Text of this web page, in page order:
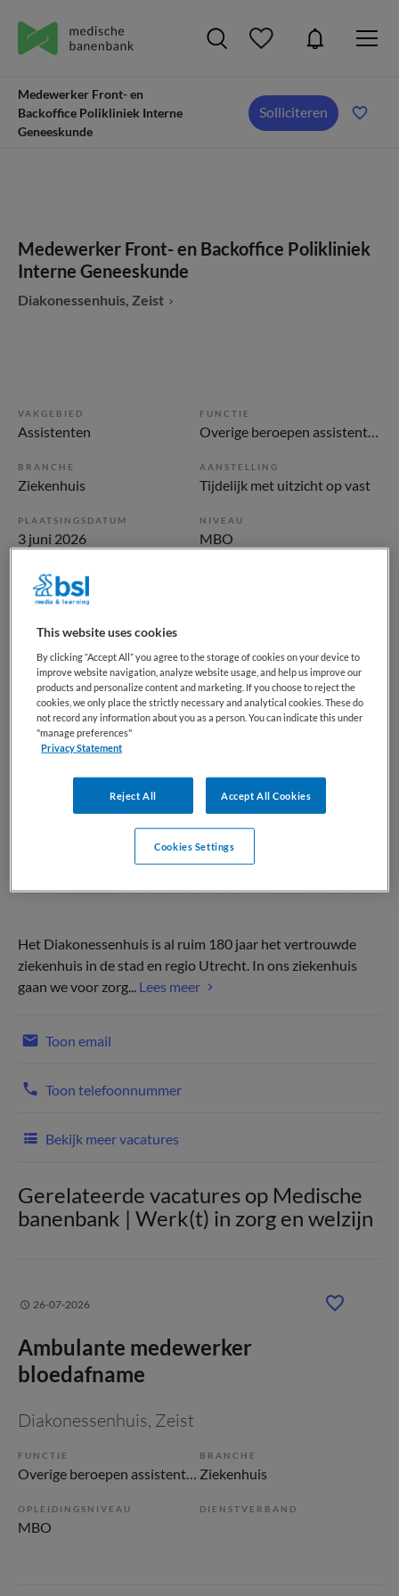
Medewerker Front- en
Backoffice Polikliniek Interne
Geneeskunde
Solliciteren
Medewerker Front- en Backoffice Polikliniek
Interne Geneeskunde
Diakonessenhuis, Zeist
VAKGEBIED
Assistenten
FUNCTIE
Overige beroepen assistenten
BRANCHE
Ziekenhuis
AANSTELLING
Tijdelijk met uitzicht op vast
PLAATSINGSDATUM
3 juni 2026
NIVEAU
MBO
ERVARING
Ervaren
Vacature niet beschikbaar
Deze vacature Medewerker Front- en Backoffice Polikliniek
Interne Geneeskunde bij Diakonessenhuis is niet meer
actueel. Hieronder staan enkele vergelijkbare vacatures die
voor u wellicht interessant zijn.
Het Diakonessenhuis is al ruim 180 jaar het vertrouwde
ziekenhuis in de stad en regio Utrecht. In ons ziekenhuis
gaan we voor zorg... Lees meer
Toon email
Toon telefoonnummer
Bekijk meer vacatures
Gerelateerde vacatures op Medische
banenbank | Werk(t) in zorg en welzijn
26-07-2026
Ambulante medewerker
bloedafname
Diakonessenhuis, Zeist
FUNCTIE
Overige beroepen assistenten
BRANCHE
Ziekenhuis
OPLEIDINGSNIVEAU
MBO
DIENSTVERBAND
This website uses cookies
By clicking “Accept All” you agree to the storage of cookies on your device to
improve website navigation, analyze website usage, and help us improve our
products and personalize content and marketing. If you choose to reject the
cookies, we only place the strictly necessary and analytical cookies. These do
not record any information about you as a person. You can indicate this under
"manage preferences"
Privacy Statement
Reject All Accept All Cookies
Cookies Settings